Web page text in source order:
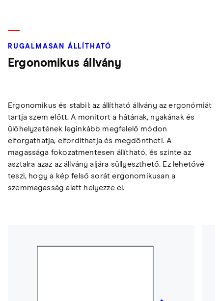
RUGALMASAN ÁLLÍTHATÓ
Ergonomikus állvány
Ergonomikus és stabil: az állítható állvány az ergonómiát
tartja szem előtt. A monitort a hátának, nyakának és
ülőhelyzetének leginkább megfelelő módon
elforgathatja, elfordíthatja és megdöntheti. A
magassága fokozatmentesen állítható, és szinte az
asztalra azaz az állvány aljára süllyeszthető. Ez lehetővé
teszi, hogy a kép felső sorát ergonomikusan a
szemmagasság alatt helyezze el.